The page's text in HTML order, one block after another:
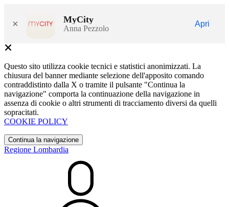
× MyCity
Anna Pezzolo
Apri
Questo sito utilizza cookie tecnici e statistici anonimizzati. La
chiusura del banner mediante selezione dell'apposito comando
contraddistinto dalla X o tramite il pulsante "Continua la
navigazione" comporta la continuazione della navigazione in
assenza di cookie o altri strumenti di tracciamento diversi da quelli
sopracitati.
COOKIE POLICY
Continua la navigazione
Regione Lombardia